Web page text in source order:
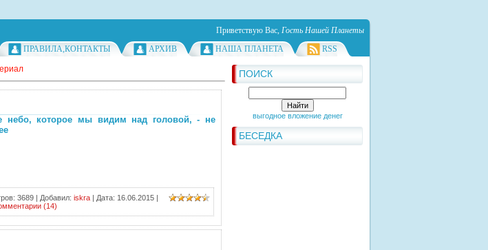
Приветствую Вас, Гость Нашей Планеты
ПРАВИЛА,КОНТАКТЫ АРХИВ НАША ПЛАНЕТА RSS
ПОИСК
выгодное вложение денег
БЕСЕДКА
небо, которое мы видим над головой, - не
3689 | Добавил: iskra | Дата: 16.06.2015 |
(14)